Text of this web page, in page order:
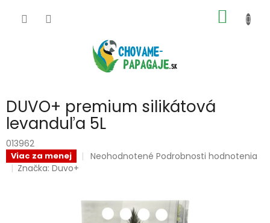
KOŠÍK
DUVO+ premium silikátová
levanduľa 5L
013962
Viac za menej
Priemerné
0,0
Neohodnotené Podrobnosti hodnotenia
Značka:Duvo+